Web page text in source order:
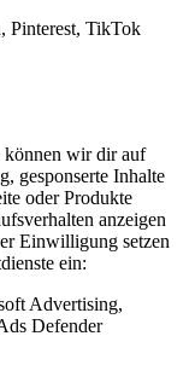
Pinterest, TikTok
können wir dir auf
gesponserte Inhalte
oder Produkte
anzeigen
Einwilligung setzen
ein:
Advertising,
Defender